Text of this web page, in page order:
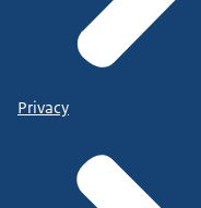
Privacy